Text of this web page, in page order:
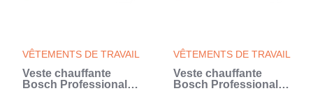
VÊTEMENTS DE TRAVAIL
Veste chauffante
Bosch Professional
VÊTEMENTS DE TRAVAIL
Veste chauffante
Bosch Professional